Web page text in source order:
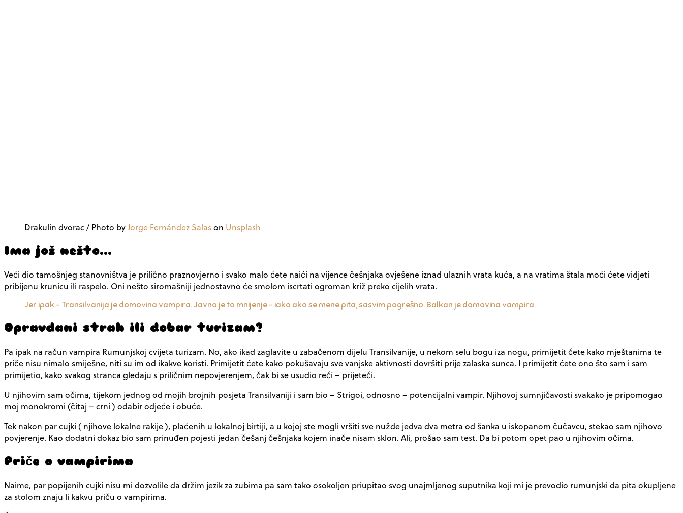
Drakulin dvorac / Photo byJorge Fernández Salason Unsplash
Ima još nešto…
Veći dio tamošnjeg stanovništva je prilično praznovjerno i svako malo ćete naići na vijence češnjaka ovješene iznad ulaznih vrata kuća, a na vratima štala moći ćete vidjeti
pribijenu krunicu ili raspelo. Oni nešto siromašniji jednostavno će smolom iscrtati ogroman križ preko cijelih vrata.
Jer ipak – Transilvanija je domovina vampira. Javno je to mnijenje – iako ako se mene pita, sasvim pogrešno. Balkan je domovina vampira.
Opravdani strah ili dobar turizam?
Pa ipak na račun vampira Rumunjskoj cvijeta turizam. No, ako ikad zaglavite u zabačenom dijelu Transilvanije, u nekom selu bogu iza nogu, primijetit ćete kako mještanima te
priče nisu nimalo smiješne, niti su im od ikakve koristi. Primijetit ćete kako pokušavaju sve vanjske aktivnosti dovršiti prije zalaska sunca. I primijetit ćete ono što sam i sam
primijetio, kako svakog stranca gledaju s priličnim nepovjerenjem, čak bi se usudio reći – prijeteći.
U njihovim sam očima, tijekom jednog od mojih brojnih posjeta Transilvaniji i sam bio – Strigoi, odnosno – potencijalni vampir. Njihovoj sumnjičavosti svakako je pripomogao
moj monokromi (čitaj – crni ) odabir odjeće i obuće.
Tek nakon par cujki ( njihove lokalne rakije ), plaćenih u lokalnoj birtiji, a u kojoj ste mogli vršiti sve nužde jedva dva metra od šanka u iskopanom čučavcu, stekao sam njihovo
povjerenje. Kao dodatni dokaz bio sam prinuđen pojesti jedan češanj češnjaka kojem inače nisam sklon. Ali, prošao sam test. Da bi potom opet pao u njihovim očima.
Priče o vampirima
Naime, par popijenih cujki nisu mi dozvolile da držim jezik za zubima pa sam tako osokoljen priupitao svog unajmljenog suputnika koji mi je prevodio rumunjski da pita okupljene
za stolom znaju li kakvu priču o vampirima.